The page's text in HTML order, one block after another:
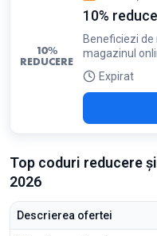
10%
REDUCERE
10%
Beneficiezi
magazinul
Expirat
Top coduri reducere
2026
Descrierea ofertei